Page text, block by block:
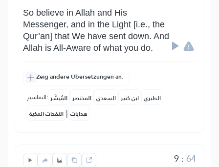
So believe in Allah and His
Messenger, and in the Light [i.e., the
Qur’an] that We have sent down. And
Allah is All-Aware of what you do.
Zeig andere Übersetzungen an.
التفاسير: المُيسَّر المختصر السعدي ابن كثير الطبري
النفحات المكية | هدايات
9:64